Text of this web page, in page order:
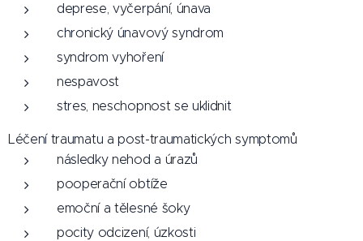
deprese, vyčerpání, únava
chronický únavový syndrom
syndrom vyhoření
nespavost
stres, neschopnost se uklidnit
Léčení traumatu a post-traumatických symptomů
následky nehod a úrazů
pooperační obtíže
emoční a tělesné šoky
pocity odcizení, úzkosti